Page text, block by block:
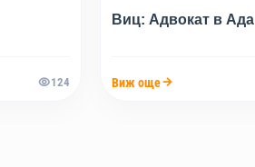
124
Виц: Адвокат в Ада
Виж още